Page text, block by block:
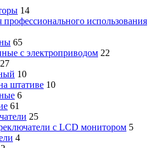
14
использования
65
с электроприводом 22
27
10
штативе 10
6
61
25
с LCD монитором 5
4